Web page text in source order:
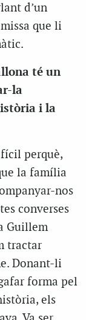
d’un
que li
té un
la
i la
perquè,
la família
nos
converses
Guillem
tractar
Donant-li
forma pel
els